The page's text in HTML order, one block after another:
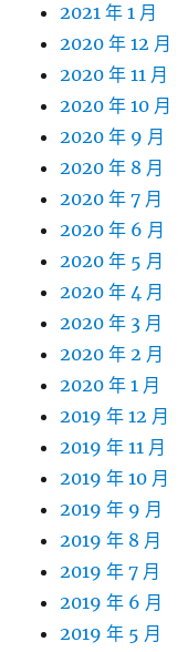
2021 年 1 月
2020 年 12 月
2020 年 11 月
2020 年 10 月
2020 年 9 月
2020 年 8 月
2020 年 7 月
2020 年 6 月
2020 年 5 月
2020 年 4 月
2020 年 3 月
2020 年 2 月
2020 年 1 月
2019 年 12 月
2019 年 11 月
2019 年 10 月
2019 年 9 月
2019 年 8 月
2019 年 7 月
2019 年 6 月
2019 年 5 月